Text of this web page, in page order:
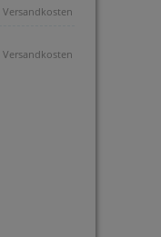
Versandkosten
Versandkosten